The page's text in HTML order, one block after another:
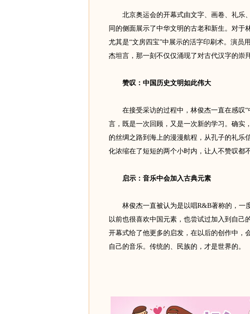
北京奥运会的开幕式由文字、画卷、礼乐
同的侧面展示了中华文明的古老和新生。对于
尤其是“文房四宝”中展示的活字印刷术。演员
杰坦言，那一刻不仅仅涌现了对古代汉字的崇
赞叹：中国历史文明如此伟大
在接受采访的过程中，林俊杰一直在感叹“
言，既是一次回顾，又是一次新的学习。确实
的丝绸之路到海上的漫漫航程，从孔子的礼乐
化浓缩在了短短的两个小时内，让人不赞叹都
启示：音乐中会加入古典元素
林俊杰一直被认为是以唱R&B著称的，一
以前也很喜欢中国元素，也尝试过加入到自己
开幕式给了他更多的启发，在以后的创作中，
自己的音乐。传统的、民族的，才是世界的。